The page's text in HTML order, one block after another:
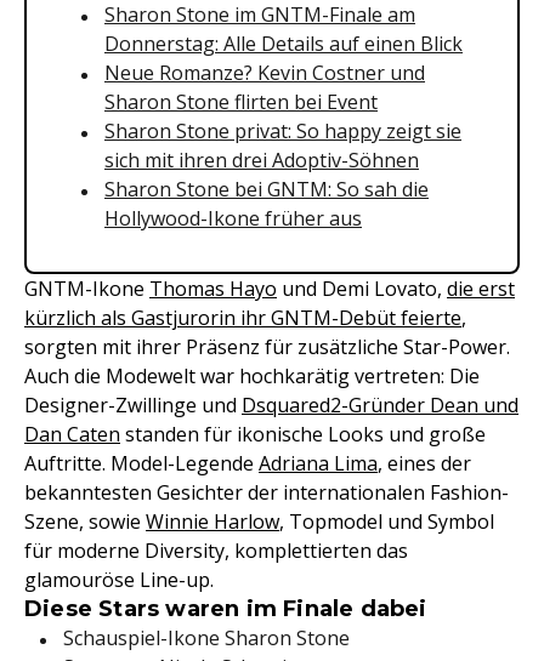
Sharon Stone im GNTM-Finale am
Donnerstag: Alle Details auf einen Blick
Neue Romanze? Kevin Costner und
Sharon Stone flirten bei Event
Sharon Stone privat: So happy zeigt sie
sich mit ihren drei Adoptiv-Söhnen
Sharon Stone bei GNTM: So sah die
Hollywood-Ikone früher aus
GNTM-Ikone Thomas Hayo und Demi Lovato, die erst
kürzlich als Gastjurorin ihr GNTM-Debüt feierte,
sorgten mit ihrer Präsenz für zusätzliche Star-Power.
Auch die Modewelt war hochkarätig vertreten: Die
Designer-Zwillinge und Dsquared2-Gründer Dean und
Dan Caten standen für ikonische Looks und große
Auftritte. Model-Legende Adriana Lima, eines der
bekanntesten Gesichter der internationalen Fashion-
Szene, sowie Winnie Harlow, Topmodel und Symbol
für moderne Diversity, komplettierten das
glamouröse Line-up.
Diese Stars waren im Finale dabei
Schauspiel-Ikone Sharon Stone